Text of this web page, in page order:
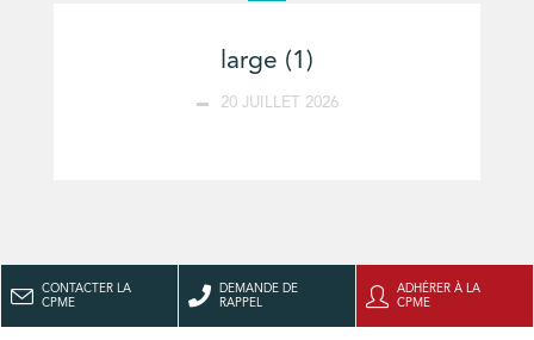
large (1)
20 JUILLET 2026
CONTACTER LA
CPME
DEMANDE DE
RAPPEL
ADHÉRER À LA
CPME